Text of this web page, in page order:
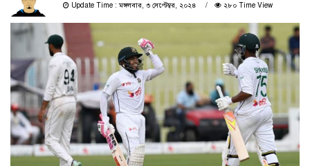
Update Time : মঙ্গলবার, ৩ সেপ্টেম্বর, ২০২৪
২৮০ Time View